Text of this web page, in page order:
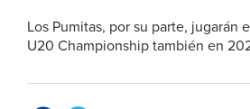
Los Pumitas, por su parte, jugarán
U20 Championship también en